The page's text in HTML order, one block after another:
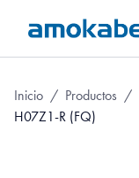
Inicio / Productos /
H07Z1-R (FQ)